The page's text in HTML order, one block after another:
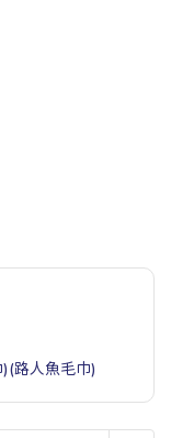
路人魚毛巾)